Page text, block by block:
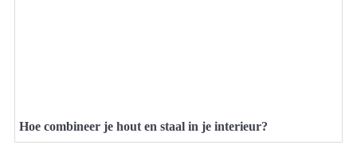
Hoe combineer je hout en staal in je interieur?